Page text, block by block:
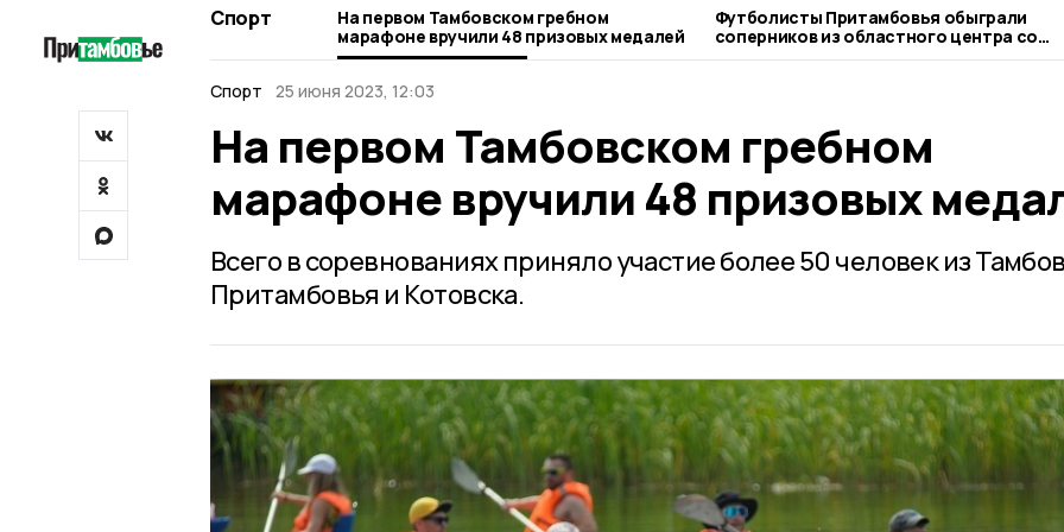
Спорт
На первом Тамбовском гребном
марафоне вручили 48 призовых медалей
Футболисты Притамбовья обыграли
соперников из областного центра со
счетом 0:4
Спорт
25 июня 2023, 12:03
На первом Тамбовском гребном
марафоне вручили 48 призовых
Всего в соревнованиях приняло участие более 50 человек из
Притамбовья и Котовска.